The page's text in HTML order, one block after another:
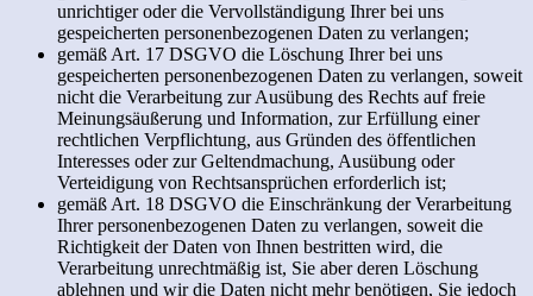
unrichtiger oder die Vervollständigung Ihrer bei uns
gespeicherten personenbezogenen Daten zu verlangen;
gemäß Art. 17 DSGVO die Löschung Ihrer bei uns
gespeicherten personenbezogenen Daten zu verlangen, soweit
nicht die Verarbeitung zur Ausübung des Rechts auf freie
Meinungsäußerung und Information, zur Erfüllung einer
rechtlichen Verpflichtung, aus Gründen des öffentlichen
Interesses oder zur Geltendmachung, Ausübung oder
Verteidigung von Rechtsansprüchen erforderlich ist;
gemäß Art. 18 DSGVO die Einschränkung der Verarbeitung
Ihrer personenbezogenen Daten zu verlangen, soweit die
Richtigkeit der Daten von Ihnen bestritten wird, die
Verarbeitung unrechtmäßig ist, Sie aber deren Löschung
ablehnen und wir die Daten nicht mehr benötigen, Sie jedoch